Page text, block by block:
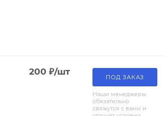
200 ₽/шт
ПОД ЗАКАЗ
Наши менеджеры
обязательно
свяжутся с вами и